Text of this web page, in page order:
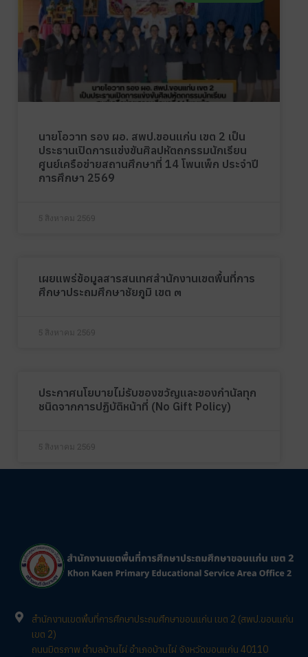
นายโอวาท รอง ผอ. สพป.ขอนแก่น เขต 2 เป็น
ประธานเปิดการแข่งขันศิลปหัตถกรรมนักเรียน
ศูนย์เครือข่ายสถานศึกษาที่ 14 โพนเพ็ก ประจำปี
การศึกษา 2569
5 สิงหาคม 2569
เผยแพร่ข้อมูลสารสนเทศสำนักงานเขตพื้นที่การ
ศึกษาประถมศึกษาชัยภูมิ เขต ๓
5 สิงหาคม 2569
ประกาศนโยบายไม่รับของขวัญและของกำนัลทุก
ชนิดจากการปฏิบัติหน้าที่ (No Gift Policy)
5 สิงหาคม 2569
สำนักงานเขตพื้นที่การศึกษาประถมศึกษาขอนแก่น เขต 2 (สพป.ขอนแก่น
เขต 2)
ถนนมิตรภาพ ตำบลบ้านไผ่ อำเภอบ้านไผ่ จังหวัดขอนแก่น 40110